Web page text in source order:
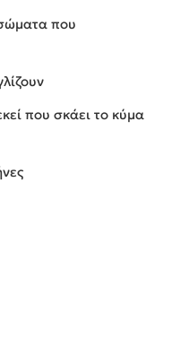
που
που σκάει το κύμα